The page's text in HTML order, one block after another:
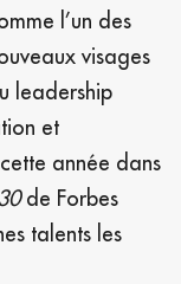
l’un des
visages
leadership
et
année dans
de Forbes
talents les